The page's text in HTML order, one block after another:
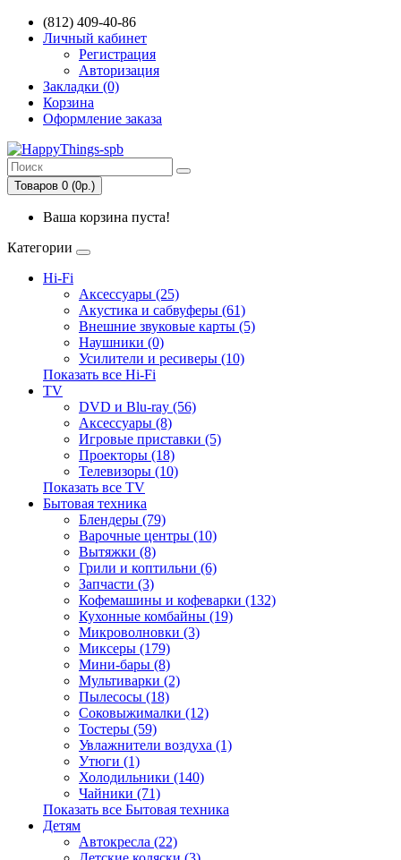
(812) 409-40-86
Личный кабинет
Регистрация
Авторизация
Закладки (0)
Корзина
Оформление заказа
Товаров 0 (0р.)
Ваша корзина пуста!
Категории
Hi-Fi
Аксессуары (25)
Акустика и сабвуферы (61)
Внешние звуковые карты (5)
Наушники (0)
Усилители и ресиверы (10)
Показать все Hi-Fi
TV
DVD и Blu-ray (56)
Аксессуары (8)
Игровые приставки (5)
Проекторы (18)
Телевизоры (10)
Показать все TV
Бытовая техника
Блендеры (79)
Варочные центры (10)
Вытяжки (8)
Грили и коптильни (6)
Запчасти (3)
Кофемашины и кофеварки (132)
Кухонные комбайны (19)
Микроволновки (3)
Миксеры (179)
Мини-бары (8)
Мультиварки (2)
Пылесосы (18)
Соковыжималки (12)
Тостеры (59)
Увлажнители воздуха (1)
Утюги (1)
Холодильники (140)
Чайники (71)
Показать все Бытовая техника
Детям
Автокресла (22)